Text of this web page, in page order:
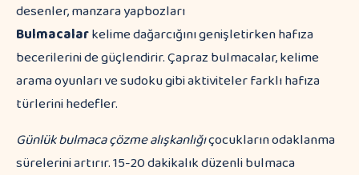
desenler, manzara yapbozları
Bulmacalarkelime dağarcığını genişletirken hafıza
becerilerini de güçlendirir. Çapraz bulmacalar, kelime
arama oyunları ve sudoku gibi aktiviteler farklı hafıza
türlerini hedefler.
Günlük bulmaca çözme alışkanlığıçocukların odaklanma
sürelerini artırır. 15-20 dakikalık düzenli bulmaca